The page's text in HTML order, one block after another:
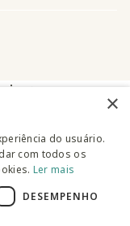
×
do usuário.
com todos os
Ler mais
DESEMPENHO